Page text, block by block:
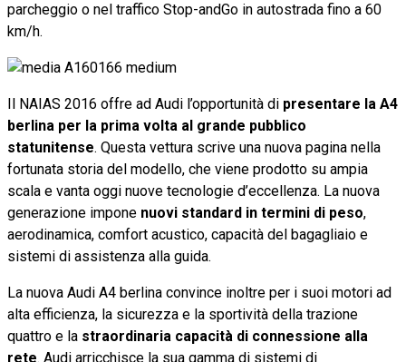
parcheggio o nel traffico Stop-andGo in autostrada fino a 60
km/h.
Il NAIAS 2016 offre ad Audi l’opportunità di presentare la A4
berlina per la prima volta al grande pubblico
statunitense. Questa vettura scrive una nuova pagina nella
fortunata storia del modello, che viene prodotto su ampia
scala e vanta oggi nuove tecnologie d’eccellenza. La nuova
generazione impone nuovi standard in termini di peso,
aerodinamica, comfort acustico, capacità del bagagliaio e
sistemi di assistenza alla guida.
La nuova Audi A4 berlina convince inoltre per i suoi motori ad
alta efficienza, la sicurezza e la sportività della trazione
quattro e la straordinaria capacità di connessione alla
rete. Audi arricchisce la sua gamma di sistemi di